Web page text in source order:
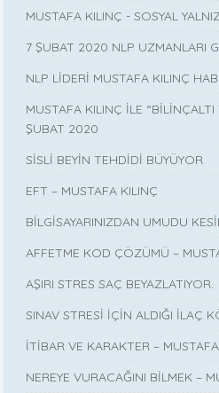
MUSTAFA KILINÇ - SOSYAL
7 ŞUBAT 2020 NLP UZMANLARI
NLP LİDERİ MUSTAFA KILINÇ
MUSTAFA KILINÇ İLE
ŞUBAT 2020
SİSLİ BEYİN TEHDİDİ BÜYÜYOR
EFT – MUSTAFA KILINÇ
BİLGİSAYARINIZDAN UMUDU
AFFETME KOD ÇÖZÜMÜ –
AŞIRI STRES SAÇ BEYAZLATIYOR.
SINAV STRESİ İÇİN ALDIĞI İLAÇ
İTİBAR VE KARAKTER –
NEREYE VURACAĞINI BİLMEK –